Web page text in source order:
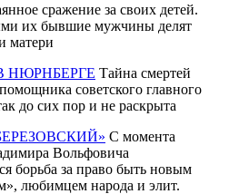
сражение за своих детей.
их бывшие мужчины делят
матери
НЮРНБЕРГЕ Тайна смертей
советского главного
до сих пор и не раскрыта
С момента
Вольфовича
борьба за право быть новым
любимцем народа и элит.